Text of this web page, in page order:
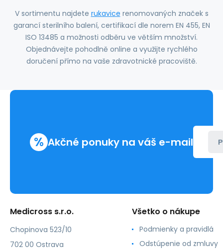
V sortimentu najdete rukavice renomovaných značek s
garancí sterilního balení, certifikací dle norem EN 455, EN
ISO 13485 a možnosti odběru ve větším množství.
Objednávejte pohodlně online a využijte rychlého
doručení přímo na vaše zdravotnické pracoviště.
% Akčné ponuky na váš e-mail
Medicross s.r.o.
Chopinova 523/10
702 00 Ostrava
Všetko o nákupe
Podmienky a pravidlá
Odstúpenie od zmluvy